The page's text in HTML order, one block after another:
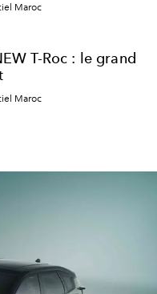
Maroc
T-Roc : le grand
Maroc